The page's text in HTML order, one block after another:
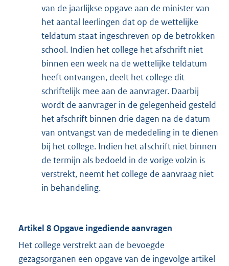
van de jaarlijkse opgave aan de minister van
het aantal leerlingen dat op de wettelijke
teldatum staat ingeschreven op de betrokken
school. Indien het college het afschrift niet
binnen een week na de wettelijke teldatum
heeft ontvangen, deelt het college dit
schriftelijk mee aan de aanvrager. Daarbij
wordt de aanvrager in de gelegenheid gesteld
het afschrift binnen drie dagen na de datum
van ontvangst van de mededeling in te dienen
bij het college. Indien het afschrift niet binnen
de termijn als bedoeld in de vorige volzin is
verstrekt, neemt het college de aanvraag niet
in behandeling.
Artikel 8 Opgave ingediende aanvragen
Het college verstrekt aan de bevoegde
gezagsorganen een opgave van de ingevolge artikel